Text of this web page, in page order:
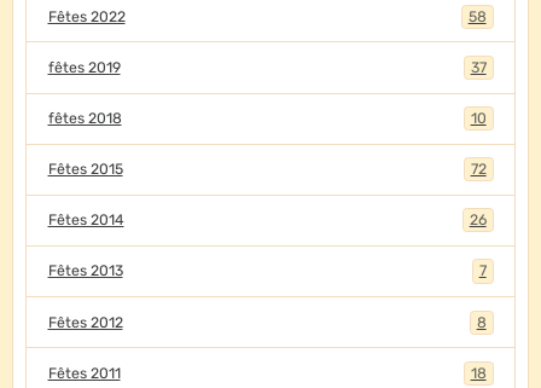
Fêtes 2022 58
fêtes 2019 37
fêtes 2018 10
Fêtes 2015 72
Fêtes 2014 26
Fêtes 2013 7
Fêtes 2012 8
Fêtes 2011 18